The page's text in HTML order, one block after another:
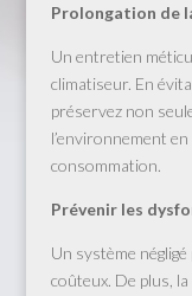
Prolongation de
Un entretien
climatiseur. En
préservez non
l’environnement
consommation.
Prévenir les
Un système
coûteux. De plus,